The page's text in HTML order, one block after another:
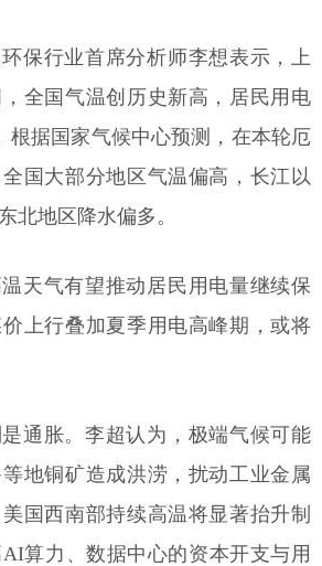
保行业首席分析师李想表示，上
全国气温创历史新高，居民用电
根据国家气候中心预测，在本轮厄
国大部分地区气温偏高，长江以
北地区降水偏多。
天气有望推动居民用电量继续保
上行叠加夏季用电高峰期，或将
通胀。李超认为，极端气候可能
地铜矿造成洪涝，扰动工业金属
国西南部持续高温将显著抬升制
算力、数据中心的资本开支与用